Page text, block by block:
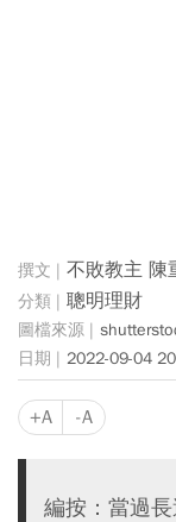
不敗教主 陳
聰明理財
2022-09-04
+A -A
編按：當過